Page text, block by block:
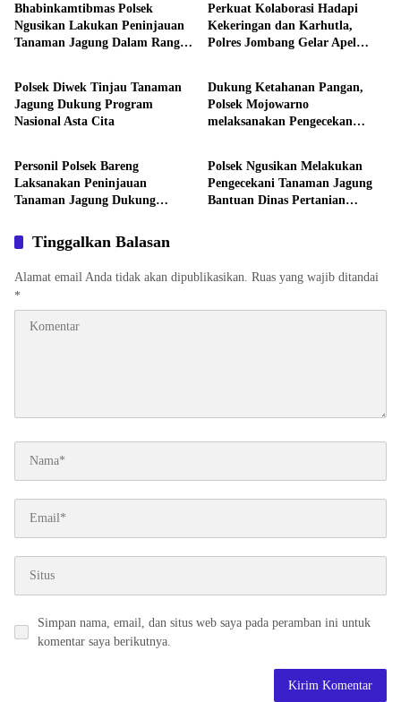
Bhabinkamtibmas Polsek
Ngusikan Lakukan Peninjauan
Tanaman Jagung Dalam Rangka
Perkuat Kolaborasi Hadapi
Kekeringan dan Karhutla,
Polres Jombang Gelar Apel
Aktivitas
Polsek Diwek Tinjau Tanaman
Jagung Dukung Program
Nasional Asta Cita
Aktivitas
Dukung Ketahanan Pangan,
Polsek Mojowarno
melaksanakan Pengecekan
Aktivitas
Personil Polsek Bareng
Laksanakan Peninjauan
Tanaman Jagung Dukung
Aktivitas
Polsek Ngusikan Melakukan
Pengecekani Tanaman Jagung
Bantuan Dinas Pertanian
Tinggalkan Balasan
Alamat email Anda tidak akan dipublikasikan. Ruas yang wajib ditandai
*
Simpan nama, email, dan situs web saya pada peramban ini untuk
komentar saya berikutnya.